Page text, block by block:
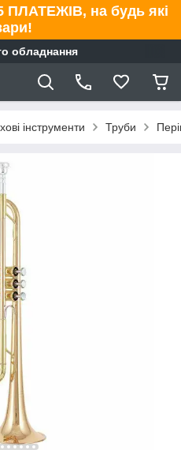
ПЛАТЕЖІВ, на будь які
обладнання
інструменти Труби